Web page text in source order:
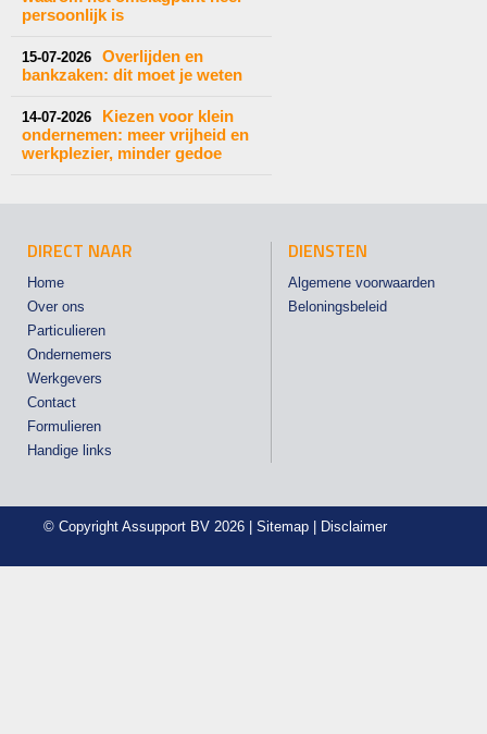
persoonlijk is
15-07-2026
Overlijden en
bankzaken: dit moet je weten
14-07-2026
Kiezen voor klein
ondernemen: meer vrijheid en
werkplezier, minder gedoe
DIRECT NAAR
Home
Over ons
Particulieren
Ondernemers
Werkgevers
Contact
Formulieren
Handige links
DIENSTEN
Algemene voorwaarden
Beloningsbeleid
© Copyright Assupport BV 2026 | Sitemap Disclaimer